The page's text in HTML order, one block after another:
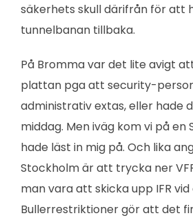
säkerhets skull därifrån för att
tunnelbanan tillbaka.
På Bromma var det lite avigt
plattan pga att security-
administrativ extas, eller hade
middag. Men iväg kom vi på en
hade läst in mig på. Och lika
Stockholm är att trycka ner
man vara att skicka upp IFR vid
Bullerrestriktioner gör att det